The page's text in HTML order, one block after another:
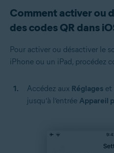
Comment activer ou
des codes QR dans
Pour activer ou désactiver le
iPhone ou un iPad, procédez
Accédez aux Réglages et
jusqu’à l’entrée Appareil